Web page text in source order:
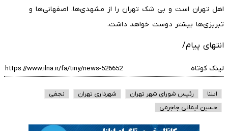
اهل تهران است و بی شک تهران را از مشهدی‌ها، اصفهانی‌ها و
تبریزی‌ها بیشتر دوست خواهد داشت.
انتهای پیام/
لینک کوتاه
ایلنا رئیس شورای شهر تهران شهرداری تهران
نجفی
حسین ایمانی جاجرمی